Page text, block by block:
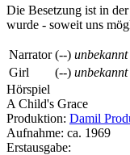
Die Besetzung ist in der
wurde - soweit uns
Narrator (--) unbekannt
Girl
(--) unbekannt
Hörspiel
A Child's Grace
Produktion: Damil
Aufnahme: ca. 1969
Erstausgabe: